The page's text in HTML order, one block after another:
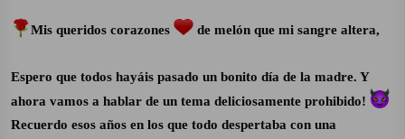
Mis queridos corazones de melón que mi sangre altera,
Espero que todos hayáis pasado un bonito día de la madre. Y
ahora vamos a hablar de un tema deliciosamente prohibido!
Recuerdo esos años en los que todo despertaba con una